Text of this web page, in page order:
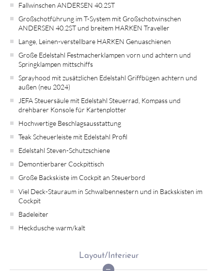
Fallwinschen ANDERSEN 40.2ST
Großschotführung im T-System mit Großschotwinschen
ANDERSEN 40.2ST und breitem HARKEN Traveller
Lange, Leinen-verstellbare HARKEN Genuaschienen
Große Edelstahl Festmacherklampen vorn und achtern und
Springklampen mittschiffs
Sprayhood mit zusätzlichen Edelstahl Griffbügen achtern und
außen (neu 2024)
JEFA Steuersäule mit Edelstahl Steuerrad, Kompass und
drehbarer Konsole für Kartenplotter
Hochwertige Beschlagsausstattung
Teak Scheuerleiste mit Edelstahl Profil
Edelstahl Steven-Schutzschiene
Demontierbarer Cockpittisch
Große Backskiste im Cockpit an Steuerbord
Viel Deck-Stauraum in Schwalbennestern und in Backskisten im
Cockpit
Badeleiter
Heckdusche warm/kalt
Layout/Interieur